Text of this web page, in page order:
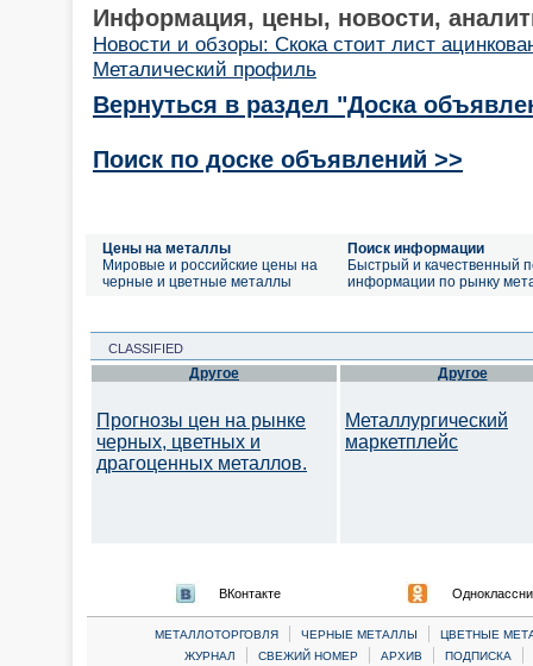
Информация, цены, новости,
Новости и обзоры: Скока стоит лист
Металический профиль
Вернуться в раздел "Доска
Поиск по доске объявлений >>
Цены на металлы
Мировые и российские цены на
черные и цветные металлы
Поиск информации
Быстрый и качественный
информации по рынку
CLASSIFIED
Другое
Прогнозы цен на рынке
черных, цветных и
драгоценных металлов.
Другое
Металлургический
маркетплейс
ВКонтакте
МЕТАЛЛОТОРГОВЛЯ | ЧЕРНЫЕ МЕТАЛЛЫ |
ЦВЕТНЫЕ
ЖУРНАЛ
| СВЕЖИЙ НОМЕР | АРХИВ | ПОДПИСКА |